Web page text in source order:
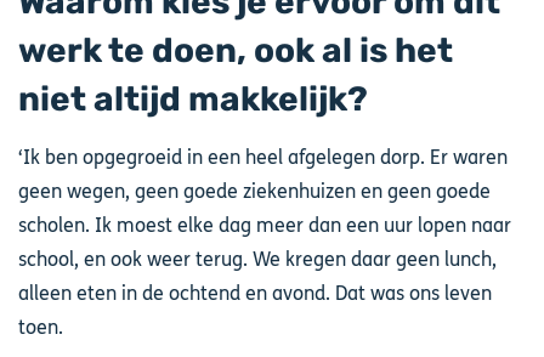
werk te doen, ook al is het
niet altijd makkelijk?
‘Ik ben opgegroeid in een heel afgelegen dorp. Er waren
geen wegen, geen goede ziekenhuizen en geen goede
scholen. Ik moest elke dag meer dan een uur lopen naar
school, en ook weer terug. We kregen daar geen lunch,
alleen eten in de ochtend en avond. Dat was ons leven
toen.